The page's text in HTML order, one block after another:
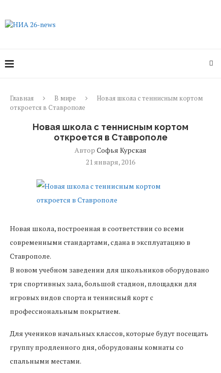
Главная В мире
Новая школа с теннисным кортом
откроется в Ставрополе
Новая школа с теннисным кортом
откроется в Ставрополе
Автор Софья Курская
21 января, 2016
Новая школа, построенная в соответствии со всеми
современными стандартами, сдана в эксплуатацию в
Ставрополе.
В новом учебном заведении для школьников оборудовано
три спортивных зала, большой стадион, площадки для
игровых видов спорта и теннисный корт с
профессиональным покрытием.
Для учеников начальных классов, которые будут посещать
группу продленного дня, оборудованы комнаты со
спальными местами.